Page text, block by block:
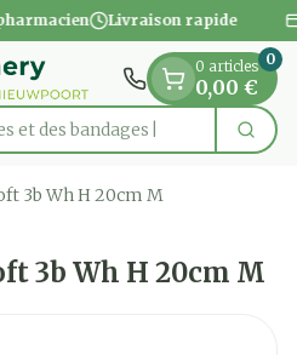
Livraison rapide
et des bandages
0 articles
0,00 €
0
3b Wh H 20cm M
3b Wh H 20cm M